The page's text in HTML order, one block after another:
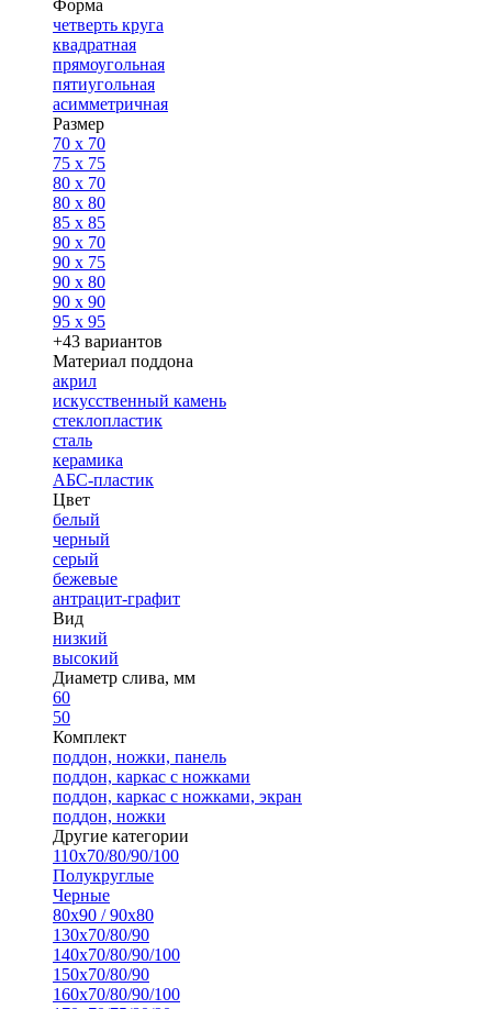
Форма
четверть круга
квадратная
прямоугольная
пятиугольная
асимметричная
Размер
70 x 70
75 x 75
80 x 70
80 x 80
85 x 85
90 x 70
90 x 75
90 x 80
90 x 90
95 x 95
+43 вариантов
Материал поддона
акрил
искусственный камень
стеклопластик
сталь
керамика
АБС-пластик
Цвет
белый
черный
серый
бежевые
антрацит-графит
Вид
низкий
высокий
Диаметр слива, мм
60
50
Комплект
поддон, ножки, панель
поддон, каркас с ножками
поддон, каркас с ножками, экран
поддон, ножки
Другие категории
110х70/80/90/100
Полукруглые
Черные
80х90 / 90х80
130х70/80/90
140х70/80/90/100
150х70/80/90
160х70/80/90/100